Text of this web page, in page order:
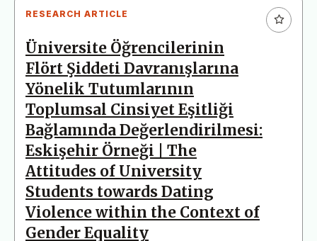
RESEARCH ARTICLE
Üniversite Öğrencilerinin
Flört Şiddeti Davranışlarına
Yönelik Tutumlarının
Toplumsal Cinsiyet Eşitliği
Bağlamında Değerlendirilmesi:
Eskişehir Örneği | The
Attitudes of University
Students towards Dating
Violence within the Context of
Gender Equality